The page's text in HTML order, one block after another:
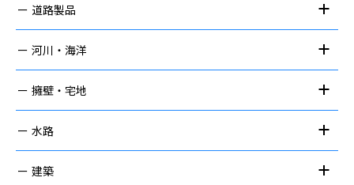
道路製品
河川・海洋
擁壁・宅地
水路
建築